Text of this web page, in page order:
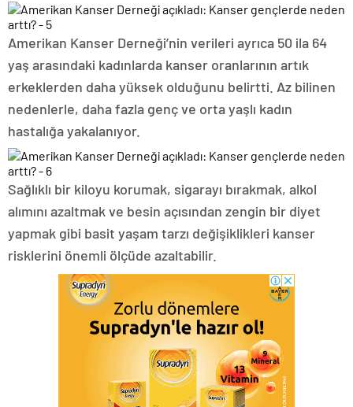
Amerikan Kanser Derneği’nin verileri ayrıca 50 ila 64
yaş arasındaki kadınlarda kanser oranlarının artık
erkeklerden daha yüksek olduğunu belirtti. Az bilinen
nedenlerle, daha fazla genç ve orta yaşlı kadın
hastalığa yakalanıyor.
Sağlıklı bir kiloyu korumak, sigarayı bırakmak, alkol
alımını azaltmak ve besin açısından zengin bir diyet
yapmak gibi basit yaşam tarzı değişiklikleri kanser
risklerini önemli ölçüde azaltabilir.